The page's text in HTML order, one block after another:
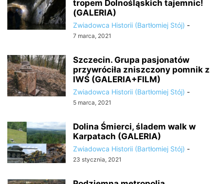
tropem Dolnośląskich tajemnic!
(GALERIA)
Zwiadowca Historii (Bartłomiej Stój) -
7 marca, 2021
Szczecin. Grupa pasjonatów
przywróciła zniszczony pomnik z
IWŚ (GALERIA+FILM)
Zwiadowca Historii (Bartłomiej Stój) -
5 marca, 2021
Dolina Śmierci, śladem walk w
Karpatach (GALERIA)
Zwiadowca Historii (Bartłomiej Stój) -
23 stycznia, 2021